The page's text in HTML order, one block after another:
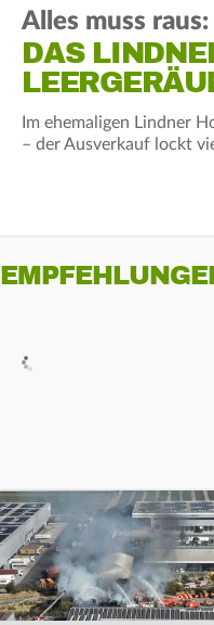
Alles muss raus:
DAS
Im ehemaligen Lindner
– der Ausverkauf lockt